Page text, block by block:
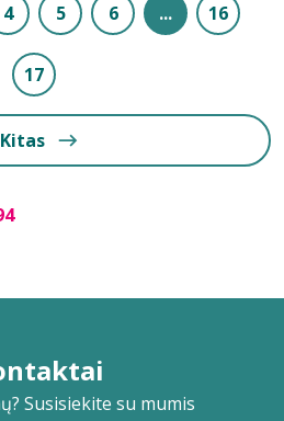
4 5 6 ... 16
17
Kitas
Susisiekite su mumis